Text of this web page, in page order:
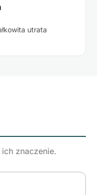
utrata
znaczenie.